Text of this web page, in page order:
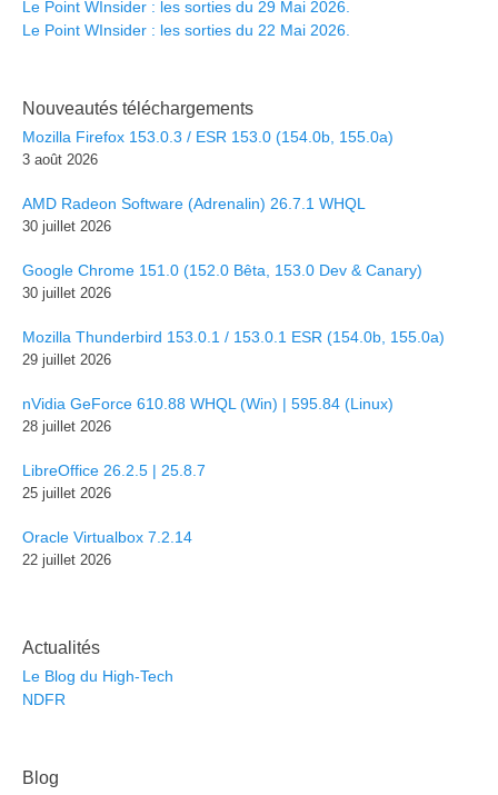
Le Point WInsider : les sorties du 29 Mai 2026.
Le Point WInsider : les sorties du 22 Mai 2026.
Nouveautés téléchargements
Mozilla Firefox 153.0.3 / ESR 153.0 (154.0b, 155.0a)
3 août 2026
AMD Radeon Software (Adrenalin) 26.7.1 WHQL
30 juillet 2026
Google Chrome 151.0 (152.0 Bêta, 153.0 Dev & Canary)
30 juillet 2026
Mozilla Thunderbird 153.0.1 / 153.0.1 ESR (154.0b, 155.0a)
29 juillet 2026
nVidia GeForce 610.88 WHQL (Win) | 595.84 (Linux)
28 juillet 2026
LibreOffice 26.2.5 | 25.8.7
25 juillet 2026
Oracle Virtualbox 7.2.14
22 juillet 2026
Actualités
Le Blog du High-Tech
NDFR
Blog